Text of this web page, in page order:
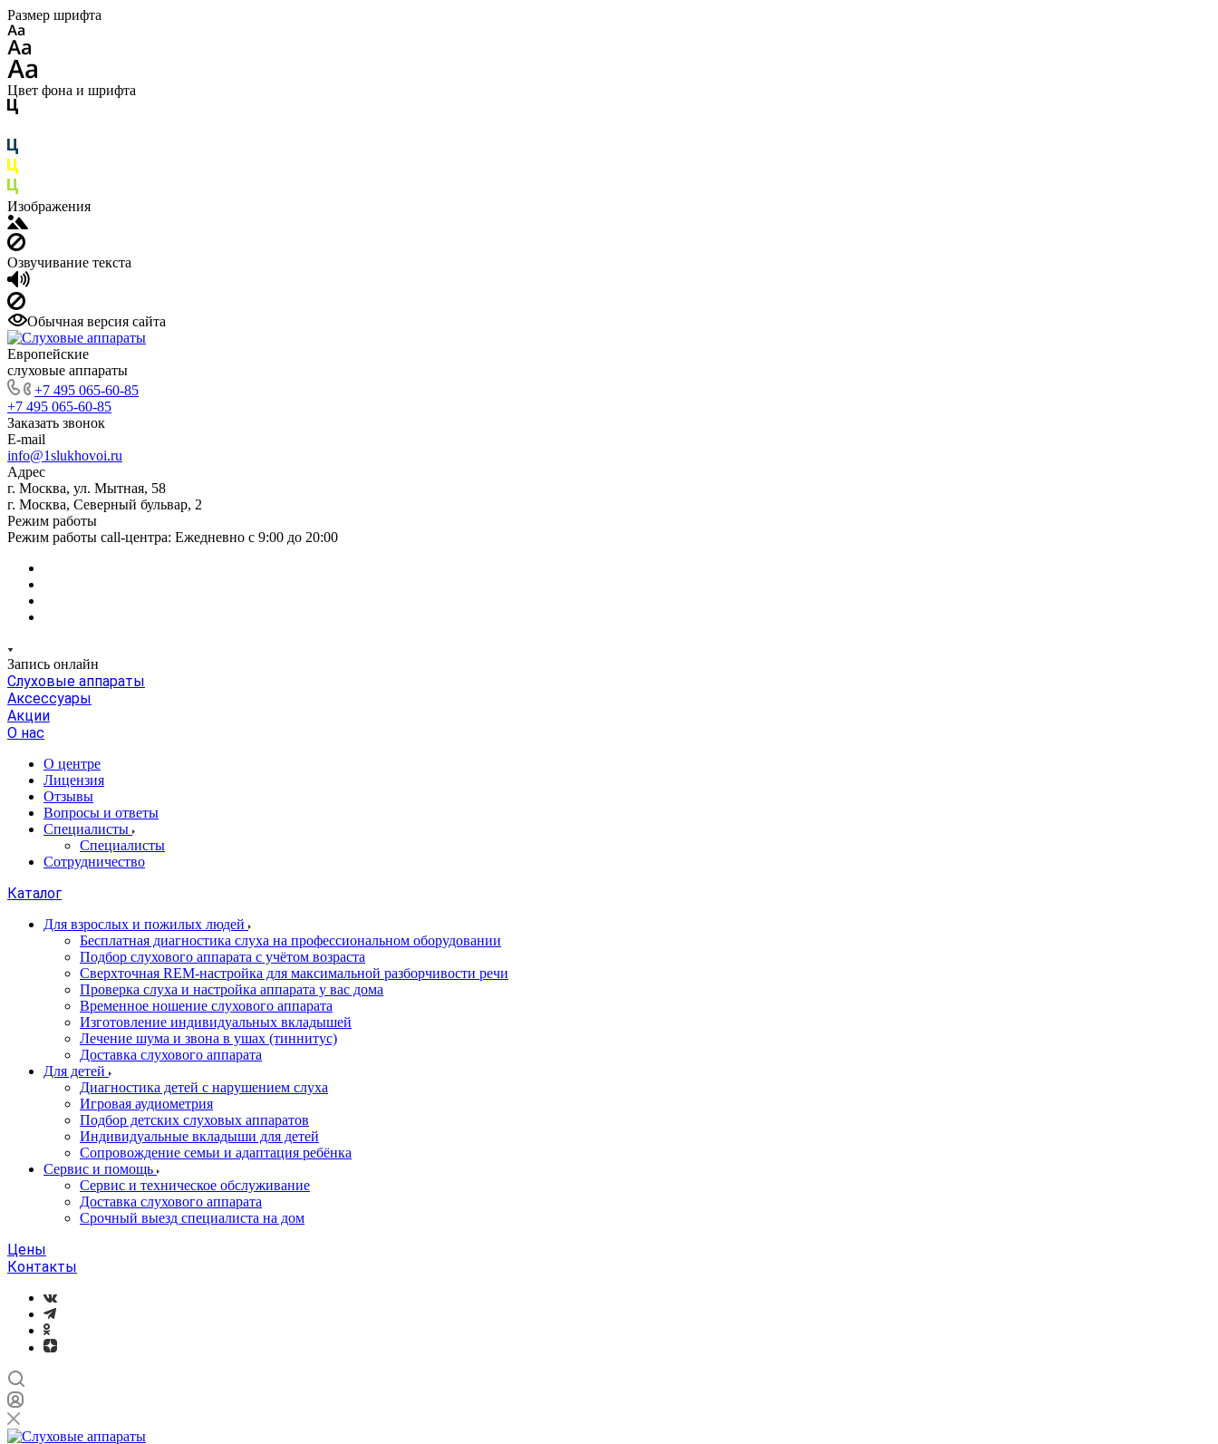
Размер шрифта
Цвет фона и шрифта
Изображения
Озвучивание текста
Обычная версия сайта
Европейские
слуховые аппараты
+7 495 065-60-85
+7 495 065-60-85
Заказать звонок
E-mail
info@1slukhovoi.ru
Адрес
г. Москва, ул. Мытная, 58
г. Москва, Северный бульвар, 2
Режим работы
Режим работы call-центра: Ежедневно с 9:00 до 20:00
Запись онлайн
Слуховые аппараты
Аксессуары
Акции
О нас
О центре
Лицензия
Отзывы
Вопросы и ответы
Специалисты
Специалисты
Сотрудничество
Каталог
Для взрослых и пожилых людей
Бесплатная диагностика слуха на профессиональном оборудовании
Подбор слухового аппарата с учётом возраста
Сверхточная REM-настройка для максимальной разборчивости речи
Проверка слуха и настройка аппарата у вас дома
Временное ношение слухового аппарата
Изготовление индивидуальных вкладышей
Лечение шума и звона в ушах (тиннитус)
Доставка слухового аппарата
Для детей
Диагностика детей с нарушением слуха
Игровая аудиометрия
Подбор детских слуховых аппаратов
Индивидуальные вкладыши для детей
Сопровождение семьи и адаптация ребёнка
Сервис и помощь
Сервис и техническое обслуживание
Доставка слухового аппарата
Срочный выезд специалиста на дом
Цены
Контакты